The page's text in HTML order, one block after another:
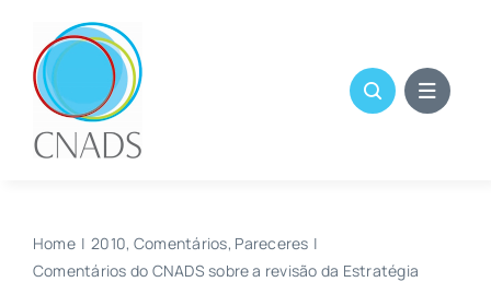
content
Home 2010 Comentários Pareceres
Comentários do CNADS sobre a revisão da Estratégia